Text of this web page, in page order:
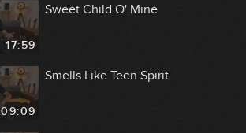
17:59
Sweet Child O' Mine
09:09
Smells Like Teen Spirit